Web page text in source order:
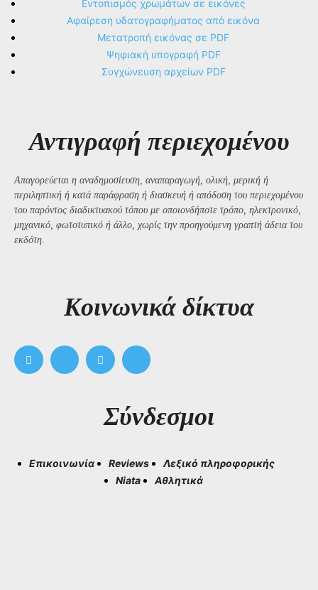
Εντοπισμός χρωμάτων σε εικόνες
Αφαίρεση υδατογραφήματος από εικόνα
Μετατροπή εικόνας σε PDF
Ψηφιακή υπογραφή PDF
Συγχώνευση αρχείων PDF
Αντιγραφή περιεχομένου
Απαγορεύεται η αναδημοσίευση, αναπαραγωγή, ολική, μερική ή
περιληπτική ή κατά παράφραση ή διασκευή ή απόδοση του περιεχομένου
του παρόντος διαδικτυακού τόπου με οποιονδήποτε τρόπο, ηλεκτρονικό,
μηχανικό, φωτοτυπικό ή άλλο, χωρίς την προηγούμενη γραπτή άδεια του
εκδότη.
Kοινωνικά δίκτυα
Σύνδεσμοι
Επικοινωνία Reviews
Λεξικό πληροφορικής
Niata
Αθλητικά